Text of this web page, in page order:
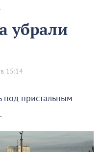
убрали
15:14
под пристальным